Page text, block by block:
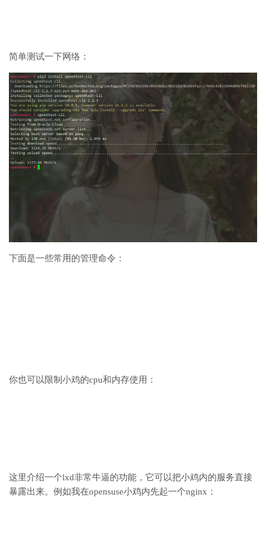
简单测试一下网络：
下面是一些常用的管理命令：
你也可以限制小鸡的cpu和内存使用：
这里介绍一个lxd非常牛逼的功能，它可以把小鸡内的服务直接
暴露出来。例如我在opensuse小鸡内先起一个nginx：